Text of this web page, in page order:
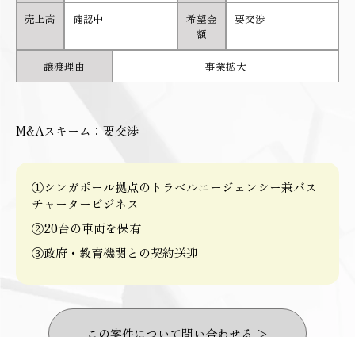
売上高 確認中
希望金
額
要交渉
譲渡理由 事業拡大
M&Aスキーム：要交渉
①シンガポール拠点のトラベルエージェンシー兼バス
チャータービジネス
②20台の車両を保有
③政府・教育機関との契約送迎
この案件について問い合わせる ＞